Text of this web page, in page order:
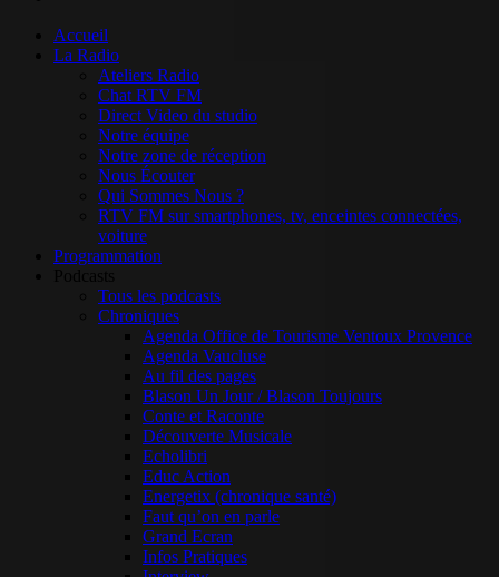
Accueil
La Radio
Ateliers Radio
Chat RTV FM
Direct Video du studio
Notre équipe
Notre zone de réception
Nous Écouter
Qui Sommes Nous ?
RTV FM sur smartphones, tv, enceintes connectées,
voiture
Programmation
Tous les podcasts
Chroniques
Agenda Office de Tourisme Ventoux Provence
Agenda Vaucluse
Au fil des pages
Blason Un Jour / Blason Toujours
Conte et Raconte
Découverte Musicale
Echolibri
Educ Action
Energetix (chronique santé)
Faut qu’on en parle
Grand Ecran
Infos Pratiques